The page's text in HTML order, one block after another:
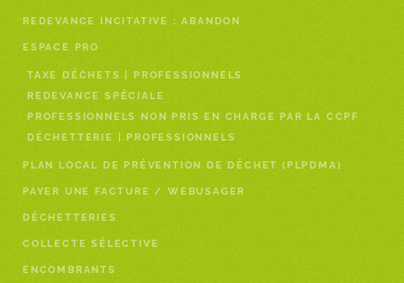
REDEVANCE INCITATIVE : ABANDON
ESPACE PRO
TAXE DÉCHETS | PROFESSIONNELS
REDEVANCE SPÉCIALE
PROFESSIONNELS NON PRIS EN CHARGE PAR LA CCPF
DÉCHETTERIE | PROFESSIONNELS
PLAN LOCAL DE PRÉVENTION DE DÉCHET (PLPDMA)
PAYER UNE FACTURE / WEBUSAGER
DÉCHETTERIES
COLLECTE SÉLECTIVE
ENCOMBRANTS